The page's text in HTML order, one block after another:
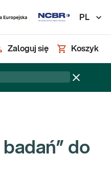
PL
Zaloguj się Koszyk
do